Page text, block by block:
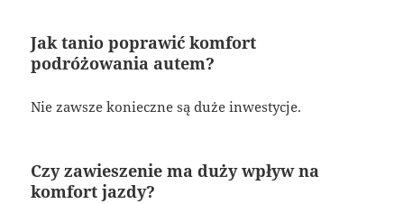
Jak tanio poprawić komfort
podróżowania autem?
Nie zawsze konieczne są duże inwestycje.
Czy zawieszenie ma duży wpływ na
komfort jazdy?